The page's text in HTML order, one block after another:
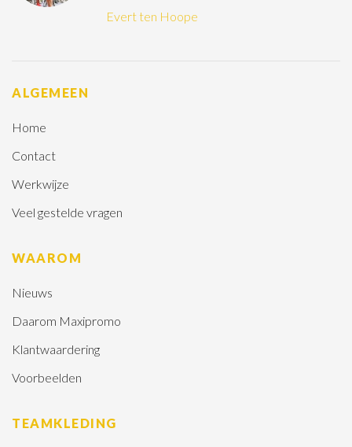
Evert ten Hoope
ALGEMEEN
Home
Contact
Werkwijze
Veel gestelde vragen
WAAROM
Nieuws
Daarom Maxipromo
Klantwaardering
Voorbeelden
TEAMKLEDING